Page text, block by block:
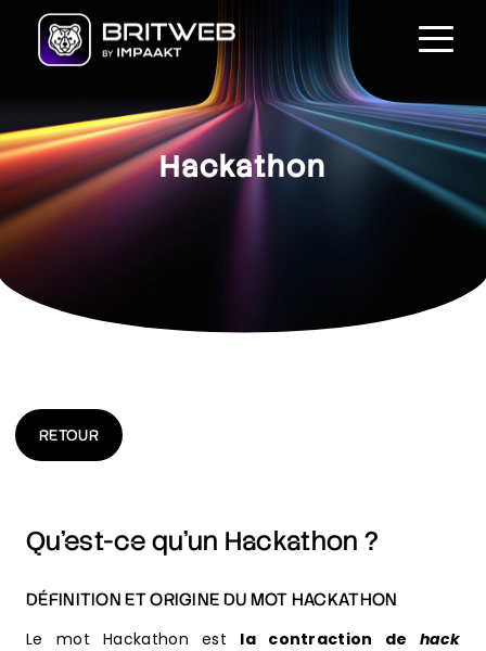
Hackathon
RETOUR
Qu’est-ce qu’un Hackathon ?
DÉFINITION ET ORIGINE DU MOT HACKATHON
Le mot Hackathon est la contraction de hack